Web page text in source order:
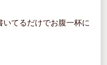
てるだけでお腹一杯に